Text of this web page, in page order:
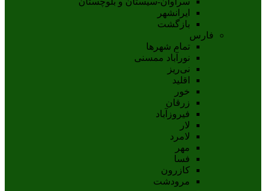
ايرانشهر
بازگشت
فارس
تمام شهر‌ها
نورآباد ممسنی
نی‌ریز
اقلید
خور
زرقان
فیروزآباد
لار
لامرد
مهر
فسا
کازرون
مرودشت